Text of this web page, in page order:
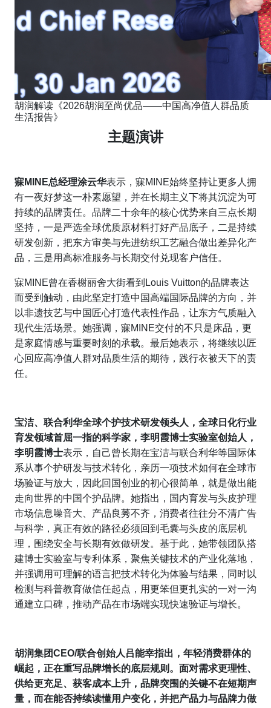
胡润解读《2026胡润至尚优品——中国高净值人群品质
生活报告》
主题演讲
寐MINE总经理涂云华表示，寐MINE始终坚持让更多人拥
有一夜好梦这一朴素愿望，并在长期主义下将其沉淀为可
持续的品牌责任。品牌二十余年的核心优势来自三点长期
坚持，一是严选全球优质原材料打好产品底子，二是持续
研发创新，把东方审美与先进纺织工艺融合做出差异化产
品，三是用高标准服务与长期交付兑现客户信任。
寐MINE曾在香榭丽舍大街看到Louis Vuitton的品牌表达
而受到触动，由此坚定打造中国高端国际品牌的方向，并
以非遗技艺与中国匠心打造代表性作品，让东方气质融入
现代生活场景。她强调，寐MINE交付的不只是床品，更
是家庭情感与重要时刻的承载。最后她表示，将继续以匠
心回应高净值人群对品质生活的期待，践行衣被天下的责
任。
宝洁、联合利华全球个护技术研发领头人，全球日化行业
育发领域首屈一指的科学家，李明霞博士实验室创始人，
李明霞博士表示，自己曾长期在宝洁与联合利华等国际体
系从事个护研发与技术转化，亲历一项技术如何在全球市
场验证与放大，因此回国创业的初心很简单，就是做出能
走向世界的中国个护品牌。她指出，国内育发与头皮护理
市场信息噪音大、产品良莠不齐，消费者往往分不清广告
与科学，真正有效的路径必须回到毛囊与头皮的底层机
理，围绕安全与长期有效做研发。基于此，她带领团队搭
建博士实验室与专利体系，聚焦关键技术的产业化落地，
并强调用可理解的语言把技术转化为体验与结果，同时以
检测与科普教育做信任起点，用更笨但更扎实的一对一沟
通建立口碑，推动产品在市场端实现快速验证与增长。
胡润集团CEO/联合创始人吕能幸指出，年轻消费群体的
崛起，正在重写品牌增长的底层规则。面对需求更理性、
供给更充足、获客成本上升，品牌突围的关键不在短期声
量，而在能否持续读懂用户变化，并把产品力与品牌力做